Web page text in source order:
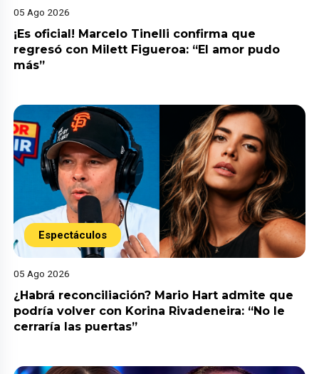
05 Ago 2026
¡Es oficial! Marcelo Tinelli confirma que
regresó con Milett Figueroa: “El amor pudo
más”
Espectáculos
05 Ago 2026
¿Habrá reconciliación? Mario Hart admite que
podría volver con Korina Rivadeneira: “No le
cerraría las puertas”